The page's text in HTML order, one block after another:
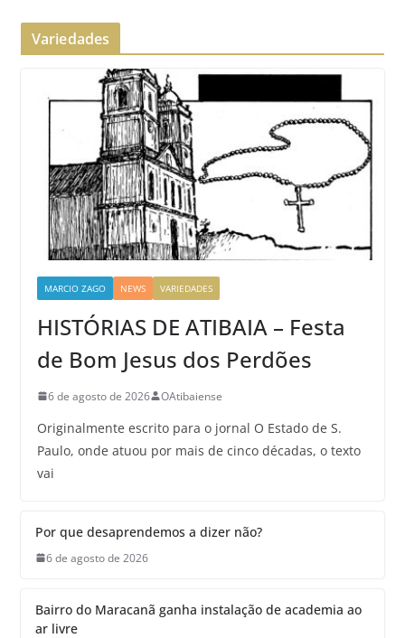
Variedades
MARCIO ZAGO NEWS VARIEDADES
HISTÓRIAS DE ATIBAIA – Festa
de Bom Jesus dos Perdões
6 de agosto de 2026 OAtibaiense
Originalmente escrito para o jornal O Estado de S.
Paulo, onde atuou por mais de cinco décadas, o texto
vai
Por que desaprendemos a dizer não?
6 de agosto de 2026
Bairro do Maracanã ganha instalação de academia ao
ar livre